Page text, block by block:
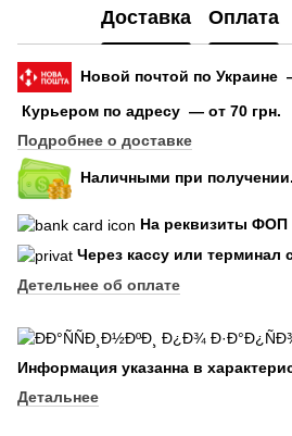
Доставка Оплата
Новой почтой по Украине
Курьером по адресу — от 70 грн.
Подробнее о доставке
Наличными при получении.
На реквизиты ФОП
Через кассу или терминал
Детельнее об оплате
Информация указанна в
Детальнее